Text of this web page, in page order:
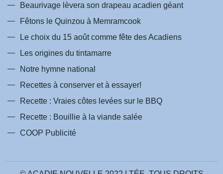
Beaurivage lèvera son drapeau acadien géant
Fêtons le Quinzou à Memramcook
Le choix du 15 août comme fête des Acadiens
Les origines du tintamarre
Notre hymne national
Recettes à conserver et à essayer!
Recette : Vraies côtes levées sur le BBQ
Recette : Bouillie à la viande salée
COOP Publicité